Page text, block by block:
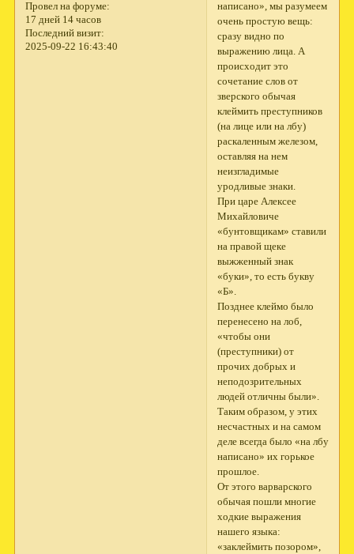
Провел на форуме:
17 дней 14 часов
Последний визит:
2025-09-22 16:43:40
написано», мы разумеем
очень простую вещь:
сразу видно по
выражению лица. А
происходит это
сочетание слов от
зверского обычая
клеймить преступников
(на лице или на лбу)
раскаленным железом,
оставляя на нем
неизгладимые
уродливые знаки.
При царе Алексее
Михайловиче
«бунтовщикам» ставили
на правой щеке
выжженный знак
«буки», то есть букву
«Б».
Позднее клеймо было
перенесено на лоб,
«чтобы они
(преступники) от
прочих добрых и
неподозрительных
людей отличны были».
Таким образом, у этих
несчастных и на самом
деле всегда было «на лбу
написано» их горькое
прошлое.
От этого варварского
обычая пошли многие
ходкие выражения
нашего языка:
«заклеймить позором»,